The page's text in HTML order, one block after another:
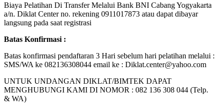
Biaya Pelatihan Di Transfer Melalui Bank BNI Cabang Yogyakarta
a/n. Diklat Center no. rekening 0911017873 atau dapat dibayar
langsung pada saat registrasi
Batas Konfirmasi :
Batas konfirmasi pendaftaran 3 Hari sebelum hari pelatihan melalui :
SMS/WA ke 082136308044 email ke : Diklat.center@yahoo.com
UNTUK UNDANGAN DIKLAT/BIMTEK DAPAT
MENGHUBUNGI KAMI DI NOMOR : 082 136 308 044 (Telp.
& WA)